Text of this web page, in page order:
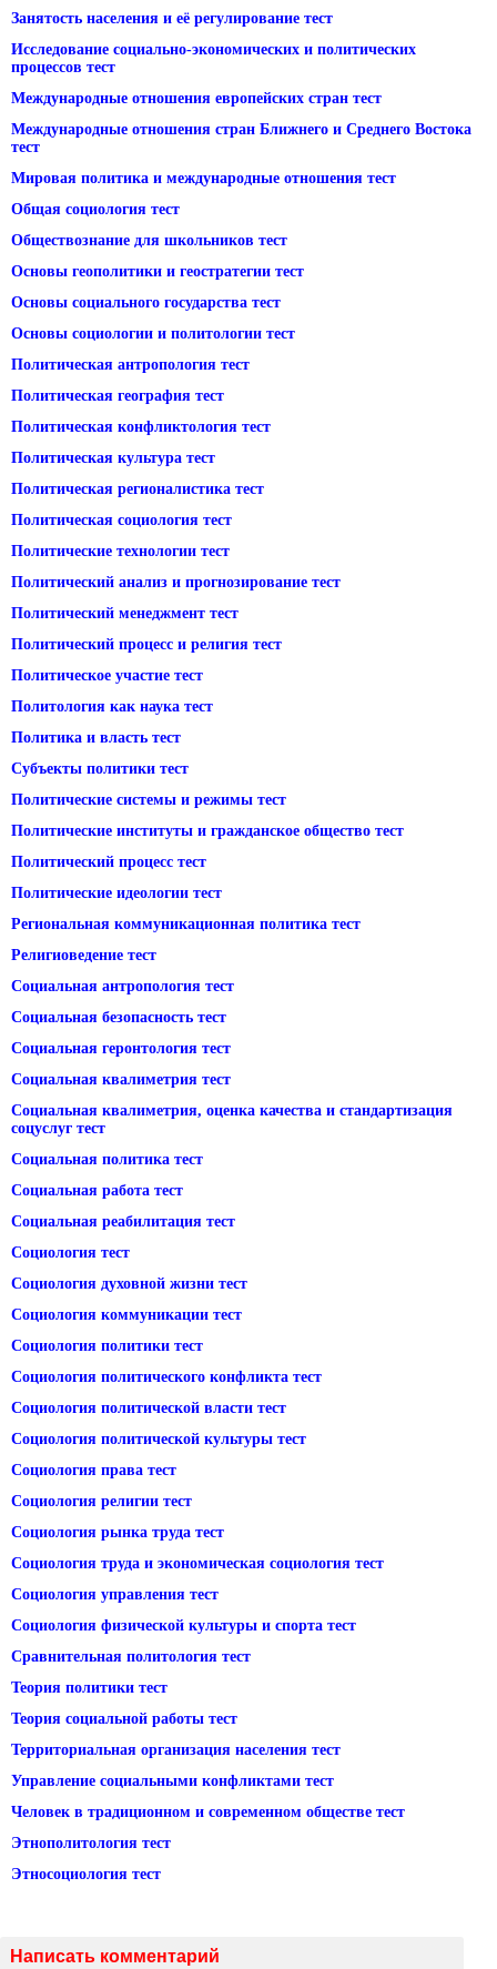
Занятость населения и её регулирование тест
Исследование социально-экономических и политических
процессов тест
Международные отношения европейских стран тест
Международные отношения стран Ближнего и Среднего Востока
тест
Мировая политика и международные отношения тест
Общая социология тест
Обществознание для школьников тест
Основы геополитики и геостратегии тест
Основы социального государства тест
Основы социологии и политологии тест
Политическая антропология тест
Политическая география тест
Политическая конфликтология тест
Политическая культура тест
Политическая регионалистика тест
Политическая социология тест
Политические технологии тест
Политический анализ и прогнозирование тест
Политический менеджмент тест
Политический процесс и религия тест
Политическое участие тест
Политология как наука тест
Политика и власть тест
Субъекты политики тест
Политические системы и режимы тест
Политические институты и гражданское общество тест
Политический процесс тест
Политические идеологии тест
Региональная коммуникационная политика тест
Религиоведение тест
Социальная антропология тест
Социальная безопасность тест
Социальная геронтология тест
Социальная квалиметрия тест
Социальная квалиметрия, оценка качества и стандартизация
соцуслуг тест
Социальная политика тест
Социальная работа тест
Социальная реабилитация тест
Социология тест
Социология духовной жизни тест
Социология коммуникации тест
Социология политики тест
Социология политического конфликта тест
Социология политической власти тест
Социология политической культуры тест
Социология права тест
Социология религии тест
Социология рынка труда тест
Социология труда и экономическая социология тест
Социология управления тест
Социология физической культуры и спорта тест
Сравнительная политология тест
Теория политики тест
Теория социальной работы тест
Территориальная организация населения тест
Управление социальными конфликтами тест
Человек в традиционном и современном обществе тест
Этнополитология тест
Этносоциология тест
Написать комментарий